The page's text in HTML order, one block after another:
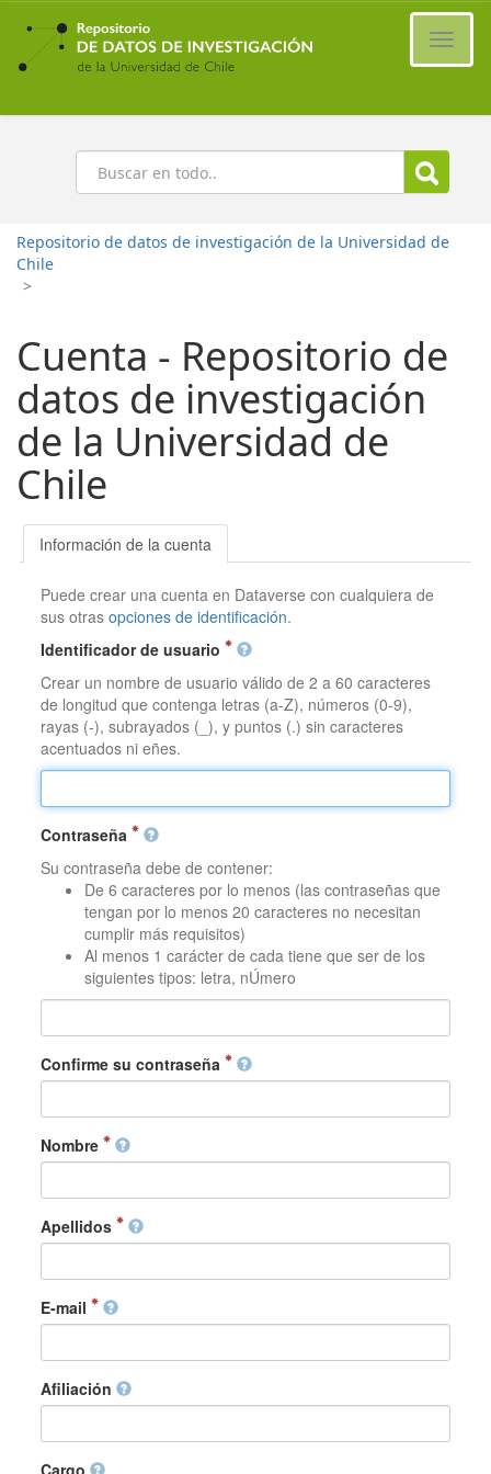
Ir
contenido
principal
Buscar
Repositorio de datos de investigación de la Universidad de
Chile
>
Cuenta - Repositorio de
datos de investigación
de la Universidad de
Chile
Información de la cuenta
Puede crear una cuenta en Dataverse con cualquiera de
sus otrasopciones de identificación.
Identificador de usuario
Crear un nombre de usuario válido de 2 a 60 caracteres
de longitud que contenga letras (a-Z), números (0-9),
rayas (-), subrayados (_), y puntos (.) sin caracteres
acentuados ni eñes.
Contraseña
Su contraseña debe de contener:
De 6 caracteres por lo menos (las contraseñas que
tengan por lo menos 20 caracteres no necesitan
cumplir más requisitos)
Al menos 1 carácter de cada tiene que ser de los
siguientes tipos: letra, nÚmero
Confirme su contraseña
Nombre
Apellidos
E-mail
Afiliación
Cargo